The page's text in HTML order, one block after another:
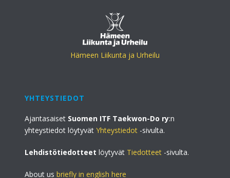
Hämeen Liikunta ja Urheilu
YHTEYSTIEDOT
Ajantasaiset Suomen ITF Taekwon-Do ry:n
yhteystiedot löytyvätYhteystiedot -sivulta.
Lehdistötiedotteet löytyvät Tiedotteet -sivulta.
About usbriefly in english here